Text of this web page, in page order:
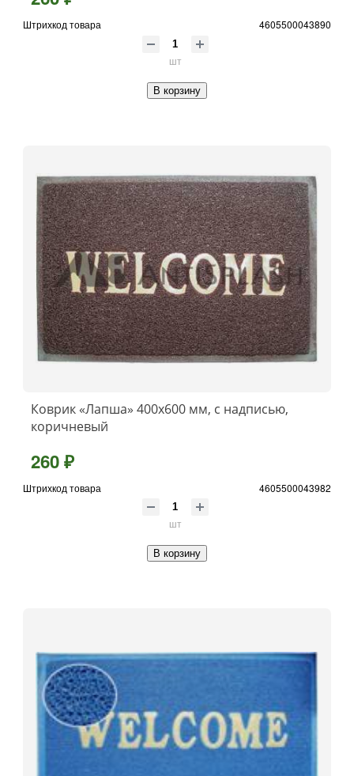
Штрихкод товара 4605500043890
шт
В корзину
Коврик «Лапша» 400x600 мм, с надписью,
коричневый
260 ₽
Штрихкод товара 4605500043982
шт
В корзину